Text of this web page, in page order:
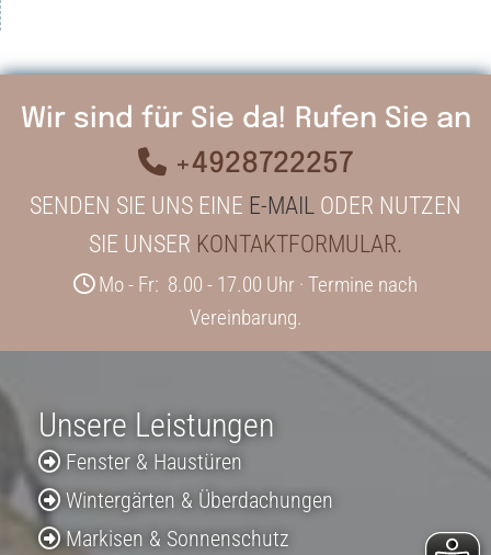
Wir sind für Sie da! Rufen Sie an
 +4928722257
SENDEN SIE UNS EINE E-MAIL ODER NUTZEN
SIE UNSER KONTAKTFORMULAR.
Mo - Fr: 8.00 - 17.00 Uhr · Termine nach
Vereinbarung.
Unsere Leistungen
 Fenster & Haustüren
 Wintergärten & Überdachungen
 Markisen & Sonnenschutz